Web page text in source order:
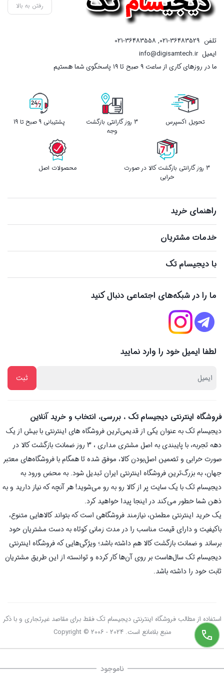
ناموجود
رفتن به بالا
تلفن 021-36483529
,
021-36483558
ایمیلinfo@digisamtech.ir
ما در روزهای کاری از ساعت ۹ صبح تا ۱۹ پاسخگوی شما هستیم
تحویل اکسپرس
3 روز گارانتی بازگشت
وجه
پشتیبانی 9 صبح تا 19
3 روز گارانتی بازگشت کالا در صورت
خرابی
محصولات اصل
راهنمای خرید
خدمات مشتریان
با دیجیسام تک
ما را در شبکه‌های اجتماعی دنبال کنید
لطفا ایمیل خود را وارد نمایید
فروشگاه اینترنتی دیجیسام تک ، بررسی، انتخاب و خرید آنلاین
دیجیسام تک به عنوان یکی از قدیمی‌ترین فروشگاه های اینترنتی با بیش از یک
دهه تجربه، با پایبندی به اصل مشتری مداری ، 3 روز ضمانت بازگشت کالا در
صورت خرابی و تضمین اصل‌بودن کالا، موفق شده تا همگام با فروشگاه‌های معتبر
جهان، به بزرگ‌ترین فروشگاه اینترنتی ایران تبدیل شود. به محض ورود به
دیجیسام تک با یک سایت پر از کالا رو به رو می‌شوید! هر آنچه که نیاز دارید و به
ذهن شما خطور می‌کند در اینجا پیدا خواهید کرد.
یک خرید اینترنتی مطمئن، نیازمند فروشگاهی است که بتواند کالاهایی متنوع،
باکیفیت و دارای قیمت مناسب را در مدت زمانی کوتاه به دست مشتریان خود
برساند و ضمانت بازگشت کالا هم داشته باشد؛ ویژگی‌هایی که فروشگاه اینترنتی
دیجیسام تک سال‌هاست بر روی آن‌ها کار کرده و توانسته از این طریق مشتریان
ثابت خود را داشته باشد.
استفاده از مطالب فروشگاه اینترنتی دیجیسام تک فقط برای مقاصد غیرتجاری و با ذکر
منبع بلامانع است. Copyright © 2006 - 2024